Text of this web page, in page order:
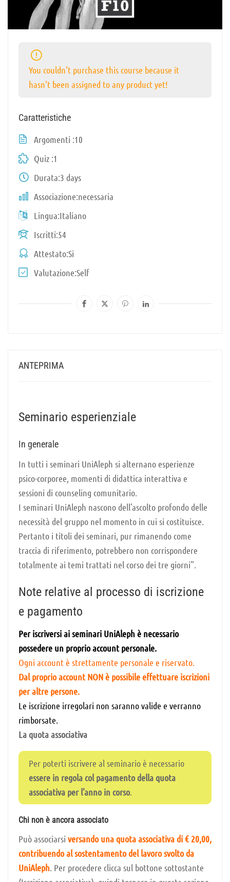
ANTEPRIMA
Seminario esperienziale
In generale
In tutti i seminari UniAleph si alternano esperienze
psico-corporee, momenti di didattica interattiva e
sessioni di counseling comunitario.
I seminari UniAleph nascono dell’ascolto profondo delle
necessità del gruppo nel momento in cui si costituisce.
Pertanto i titoli dei seminari, pur rimanendo come
traccia di riferimento, potrebbero non corrispondere
totalmente ai temi trattati nel corso dei tre giorni”.
Note relative al processo di iscrizione
e pagamento
Per iscriversi ai seminari UniAleph è necessario
possedere un proprio account personale.
Ogni account è strettamente personale e riservato.
Dal proprio account NON è possibile effettuare iscrizioni
per altre persone.
Le iscrizione irregolari non saranno valide e verranno
rimborsate.
La quota associativa
Per poterti iscrivere al seminario è necessario
essere in regola col pagamento della quota
associativa per l’anno in corso.
Chi non è ancora associato
Può associarsi versando una quota associativa di € 20,00,
contribuendo al sostentamento del lavoro svolto da
UniAleph. Per procedere clicca sul bottone sottostante
You couldn't purchase this course because it
hasn't been assigned to any product yet!
Caratteristiche
Argomenti 10
Quiz 1
Durata 3 days
Associazione necessaria
Lingua Italiano
Iscritti 54
AttestatoSi
Valutazione Self